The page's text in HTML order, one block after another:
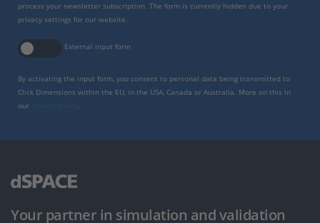
process your newsletter subscription. The form is currently hidden due to your
privacy settings for our website.
External input form
By activating the input form, you consent to personal data being transmitted to
Click Dimensions within the EU, in the USA, Canada or Australia. More on this in
our
Your partner in simulation and validation